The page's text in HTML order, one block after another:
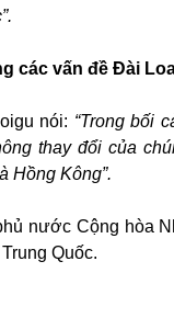
các vấn đề Đài
nói: “Trong bối
thay đổi của
Hồng Kông”.
nước Cộng hòa
Quốc.